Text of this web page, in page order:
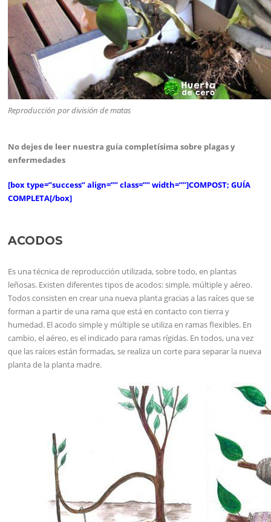
Reproducción por división de matas
No dejes de leer nuestra guía completísima sobre plagas y
enfermedades
[box type=”success” align=”” class=”” width=””]COMPOST; GUÍA
COMPLETA[/box]
ACODOS
Es una técnica de reproducción utilizada, sobre todo, en plantas
leñosas. Existen diferentes tipos de acodos: simple, múltiple y aéreo.
Todos consisten en crear una nueva planta gracias a las raíces que se
forman a partir de una rama que está en contacto con tierra y
humedad. El acodo simple y múltiple se utiliza en ramas flexibles. En
cambio, el aéreo, es el indicado para ramas rígidas. En todos, una vez
que las raíces están formadas, se realiza un corte para separar la nueva
planta de la planta madre.